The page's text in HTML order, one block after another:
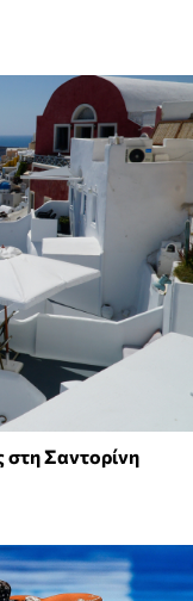
στη Σαντορίνη